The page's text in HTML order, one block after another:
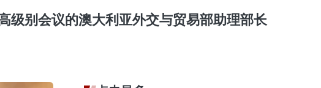
级别会议的澳大利亚外交与贸易部助理部长